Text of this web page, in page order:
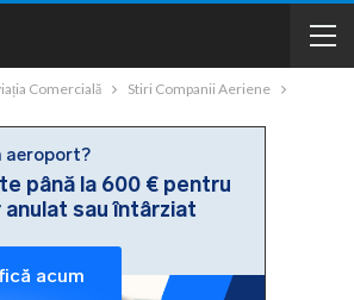
Comercială Stiri Companii Aeriene